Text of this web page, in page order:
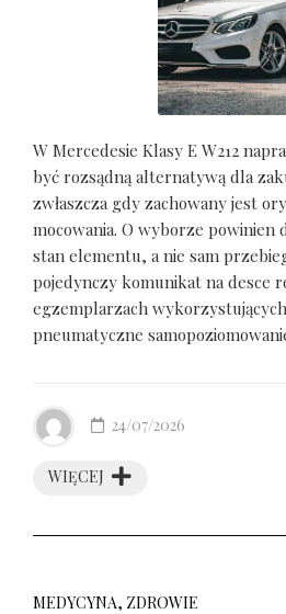
W Mercedesie Klasy E W212
być rozsądną alternatywą dla
zwłaszcza gdy zachowany jest
mocowania. O wyborze powinien
stan elementu, a nie sam
pojedynczy komunikat na desce
egzemplarzach
pneumatyczne
WIĘCEJ
24/07/2026
MEDYCYNA, ZDROWIE